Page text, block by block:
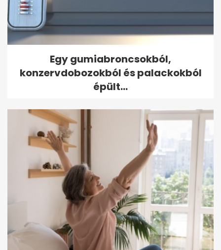
Egy gumiabroncsokból,
konzervdobozokból és palackokból
épült...